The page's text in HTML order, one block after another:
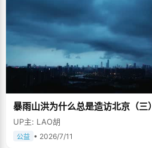
暴雨山洪为什么总是造访北京（三）
UP主: LAO胡
公益 • 2026/7/11